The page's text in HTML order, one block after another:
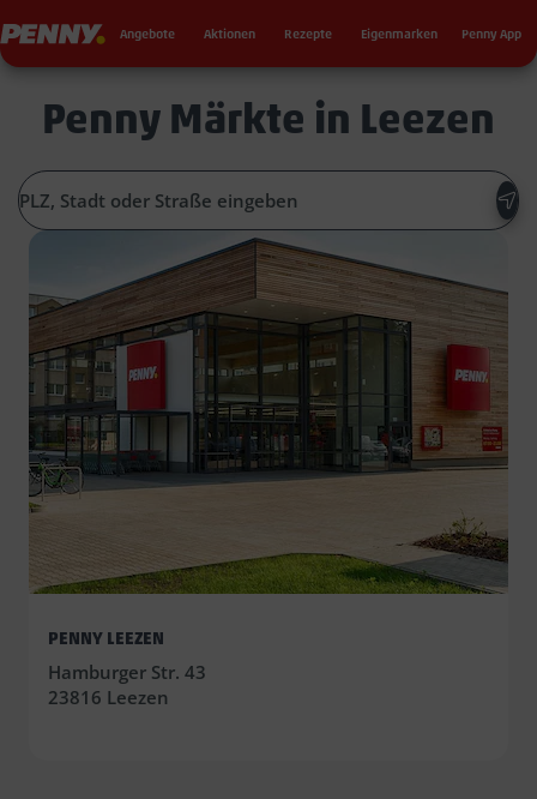
Penny Angebote Aktionen Rezepte Eigenmarken Penny App
Penny Märkte in Leezen
PENNY LEEZEN
Hamburger Str. 43
23816 Leezen